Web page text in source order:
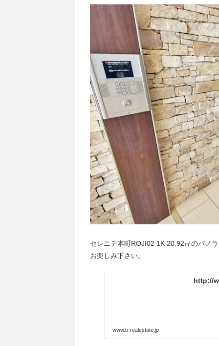
セレニテ本町ROJI02 1K 20.92㎡のパノ
お楽しみ下さい。
http://
www.b-realestate.jp